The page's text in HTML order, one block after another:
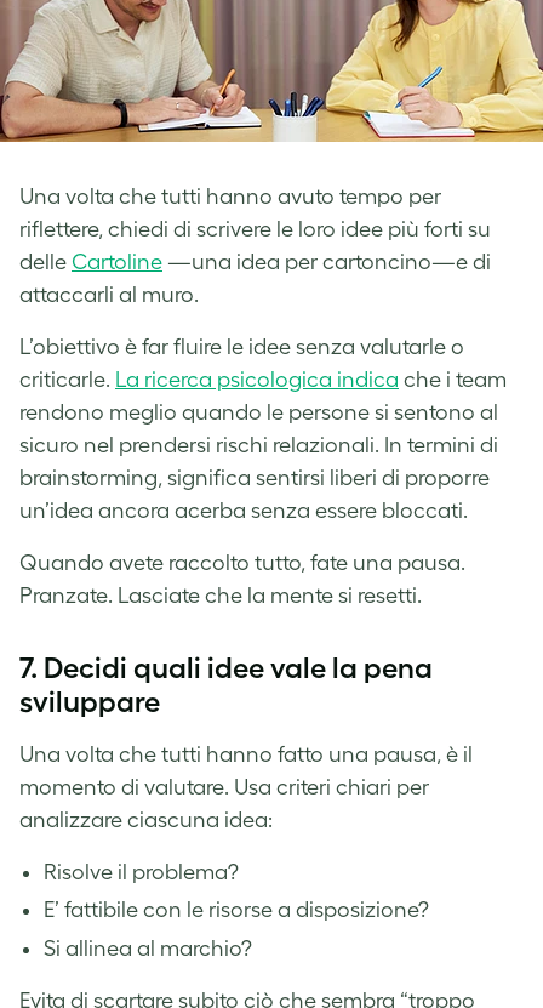
Una volta che tutti hanno avuto tempo per
riflettere, chiedi di scrivere le loro idee più forti su
delle Cartoline —una idea per cartoncino—e di
attaccarli al muro.
L’obiettivo è far fluire le idee senza valutarle o
criticarle. La ricerca psicologica indica che i team
rendono meglio quando le persone si sentono al
sicuro nel prendersi rischi relazionali. In termini di
brainstorming, significa sentirsi liberi di proporre
un’idea ancora acerba senza essere bloccati.
Quando avete raccolto tutto, fate una pausa.
Pranzate. Lasciate che la mente si resetti.
7. Decidi quali idee vale la pena
sviluppare
Una volta che tutti hanno fatto una pausa, è il
momento di valutare. Usa criteri chiari per
analizzare ciascuna idea:
Risolve il problema?
E’ fattibile con le risorse a disposizione?
Si allinea al marchio?
Evita di scartare subito ciò che sembra “troppo